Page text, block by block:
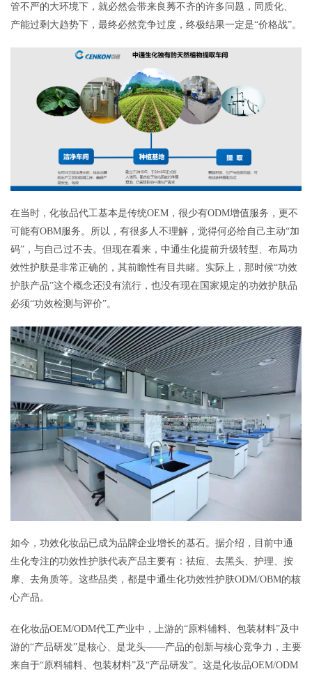
管不严的大环境下，就必然会带来良莠不齐的许多问题，同质化、
产能过剩大趋势下，最终必然竞争过度，终极结果一定是“价格战”。
在当时，化妆品代工基本是传统OEM，很少有ODM增值服务，更不
可能有OBM服务。所以，有很多人不理解，觉得何必给自己主动“加
码”，与自己过不去。但现在看来，中通生化提前升级转型、布局功
效性护肤是非常正确的，其前瞻性有目共睹。实际上，那时候“功效
护肤产品”这个概念还没有流行，也没有现在国家规定的功效护肤品
必须“功效检测与评价”。
如今，功效化妆品已成为品牌企业增长的基石。据介绍，目前中通
生化专注的功效性护肤代表产品主要有：祛痘、去黑头、护理、按
摩、去角质等。这些品类，都是中通生化功效性护肤ODM/OBM的核
心产品。
在化妆品OEM/ODM代工产业中，上游的“原料辅料、包装材料”及中
游的“产品研发”是核心、是龙头——产品的创新与核心竞争力，主要
来自于“原料辅料、包装材料”及“产品研发”。这是化妆品OEM/ODM